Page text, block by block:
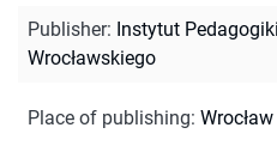
Publisher: Instytut
Wrocławskiego
Place of publishing: Wrocław